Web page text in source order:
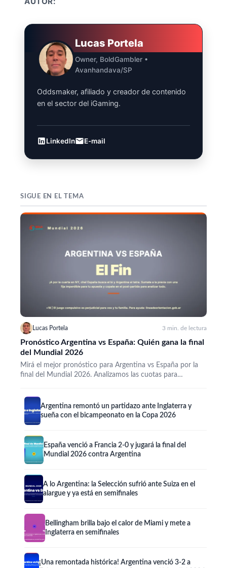
Lucas Portela
Owner, BoldGambler •
Avanhandava/SP
Oddsmaker, afiliado y creador de contenido
en el sector del iGaming.
LinkedIn E-mail
SIGUE EN EL TEMA
Lucas Portela 3 min. de lectura
Pronóstico Argentina vs España: Quién gana la final
del Mundial 2026
Mirá el mejor pronóstico para Argentina vs España por la
final del Mundial 2026. Analizamos las cuotas para…
Argentina remontó un partidazo ante Inglaterra y
sueña con el bicampeonato en la Copa 2026
España venció a Francia 2-0 y jugará la final del
Mundial 2026 contra Argentina
A lo Argentina: la Selección sufrió ante Suiza en el
alargue y ya está en semifinales
Bellingham brilla bajo el calor de Miami y mete a
Inglaterra en semifinales
¡Una remontada histórica! Argentina venció 3-2 a